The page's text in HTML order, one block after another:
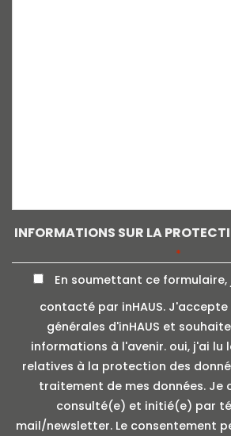
INFORMATIONS SUR LA
*
En soumettant ce
contacté par inHAUS.
générales d'inHAUS et
informations à l'avenir. oui, j'ai lu
relatives à la protection des
traitement de mes données. Je
consulté(e) et initié(e) par
mail/newsletter. Le consentement